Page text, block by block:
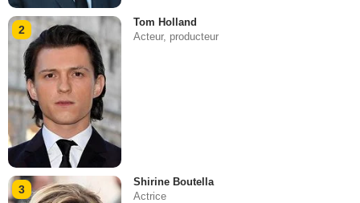
2
Tom Holland
Acteur, producteur
3
Shirine Boutella
Actrice